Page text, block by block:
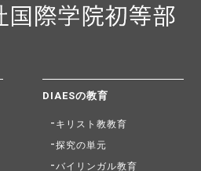
DIAESの教育
キリスト教教育
探究の単元
バイリンガル教育